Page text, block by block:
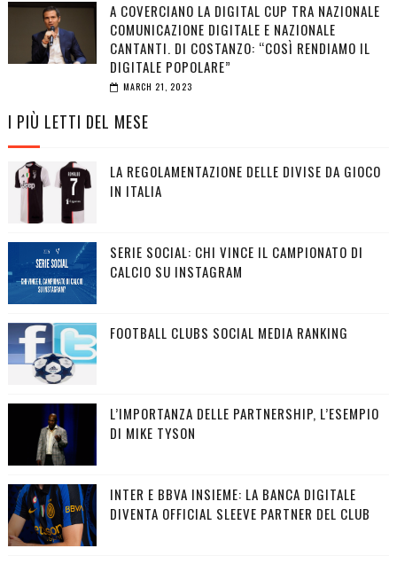
A COVERCIANO LA DIGITAL CUP TRA NAZIONALE
COMUNICAZIONE DIGITALE E NAZIONALE
CANTANTI. DI COSTANZO: “COSÌ RENDIAMO IL
DIGITALE POPOLARE”
MARCH 21, 2023
I PIÙ LETTI DEL MESE
LA REGOLAMENTAZIONE DELLE DIVISE DA GIOCO
IN ITALIA
SERIE SOCIAL: CHI VINCE IL CAMPIONATO DI
CALCIO SU INSTAGRAM
FOOTBALL CLUBS SOCIAL MEDIA RANKING
L’IMPORTANZA DELLE PARTNERSHIP, L’ESEMPIO
DI MIKE TYSON
INTER E BBVA INSIEME: LA BANCA DIGITALE
DIVENTA OFFICIAL SLEEVE PARTNER DEL CLUB